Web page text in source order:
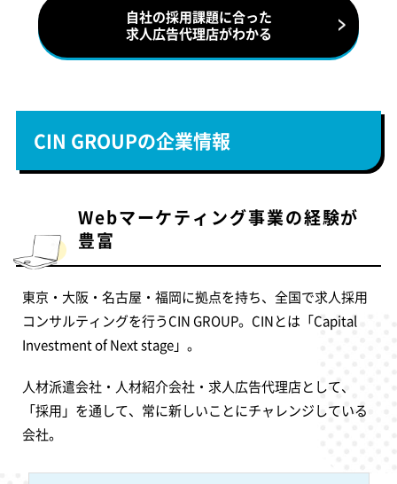
自社の採用課題に合った
求人広告代理店がわかる
CIN GROUPの企業情報
Webマーケティング事業の経験が
豊富
東京・大阪・名古屋・福岡に拠点を持ち、全国で求人採用
コンサルティングを行うCIN GROUP。CINとは「Capital
Investment of Next stage」。
人材派遣会社・人材紹介会社・求人広告代理店として、
「採用」を通して、常に新しいことにチャレンジしている
会社。